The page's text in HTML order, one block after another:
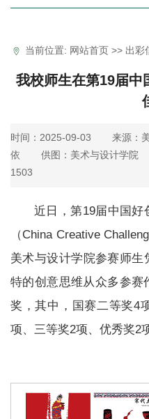
当前位置: 网站首页 >> 出彩
我校师生在第19届中
时间：2025-09-03 来源：
依
供图：美术与设计学院
1503
近日，第19届中国好
（China Creative
美术与设计学院参赛师
特的创意思维从众多参赛
奖，其中，国赛二等奖4
项、三等奖2项、优秀奖2